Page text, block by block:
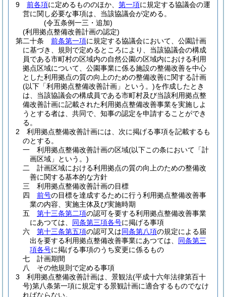
9
前各項に定めるもののほか、 第一項に規定する協議会の運
営に関し必要な事項は、当該協議会が定める。
(令五条例一三・追加)
(利用拠点整備改善計画の認定)
第二十条
前条第一項に規定する協議会において、公園計画
に基づき、規則で定めるところにより、当該協議会の構成
員である市町村の区域内の自然公園の区域内における利用
拠点区域について、公園事業に係る施設の整備改善を中心
とした利用拠点の質の向上のための整備改善に関する計画
(以下「利用拠点整備改善計画」という。)を作成したとき
は、当該協議会の構成員である市町村及び当該利用拠点整
備改善計画に記載された利用拠点整備改善事業を実施しよ
うとする者は、共同で、知事の認定を申請することができ
る。
2
利用拠点整備改善計画には、次に掲げる事項を記載するも
のとする。
一
利用拠点整備改善計画の区域(以下この条において「計
画区域」という。)
二
計画区域における利用拠点の質の向上のための整備改
善に関する基本的な方針
三
利用拠点整備改善計画の目標
四
前号の目標を達成するために行う利用拠点整備改善事
業の内容、実施主体及び実施時期
五
第十三条第二項の認可を要する利用拠点整備改善事業
にあつては、 同条第三項各号に掲げる事項
六
第十三条第五項の認可又は同条第八項の規定による届
出を要する利用拠点整備改善事業にあつては、 同条第三
項各号に掲げる事項のうち変更に係るもの
七
計画期間
八
その他規則で定める事項
3
利用拠点整備改善計画は、景観法(平成十六年法律第百十
号)第八条第一項に規定する景観計画に適合するものでなけ
ればならない。